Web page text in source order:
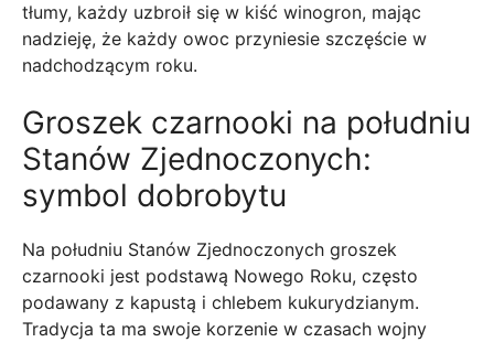
tłumy, każdy uzbroił się w kiść winogron, mając
nadzieję, że każdy owoc przyniesie szczęście w
nadchodzącym roku.
Groszek czarnooki na południu
Stanów Zjednoczonych:
symbol dobrobytu
Na południu Stanów Zjednoczonych groszek
czarnooki jest podstawą Nowego Roku, często
podawany z kapustą i chlebem kukurydzianym.
Tradycja ta ma swoje korzenie w czasach wojny